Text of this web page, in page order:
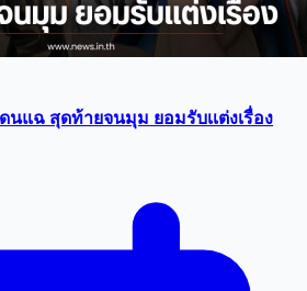
แฉ สุดท้ายจนมุม ยอมรับเเต่งเรื่อง